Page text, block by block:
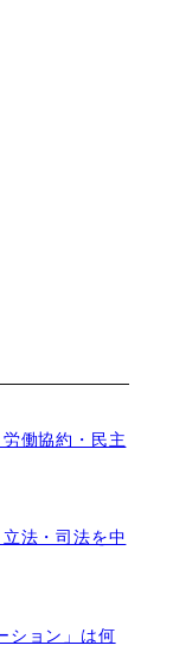
働協約・民主
法・司法を中
ション」は何